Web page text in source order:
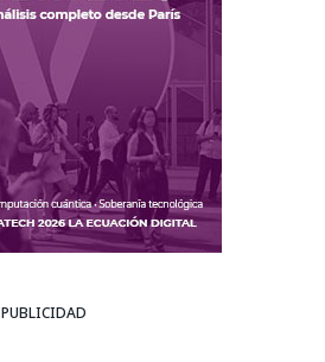
PUBLICIDAD